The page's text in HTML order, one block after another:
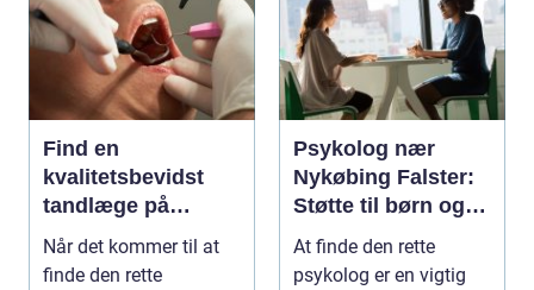
Find en
kvalitetsbevidst
tandlæge på
Vesterbro
Når det kommer til at
finde den rette
Psykolog nær
Nykøbing Falster:
Støtte til børn og
unge
At finde den rette
psykolog er en vigtig